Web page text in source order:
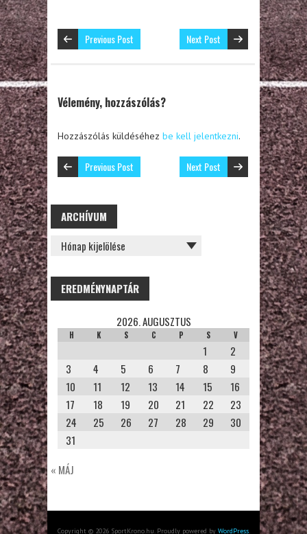
Previous Post Next Post
Vélemény, hozzászólás?
Hozzászólás küldéséhez be kell jelentkezni.
Previous Post Next Post
ARCHÍVUM
ARCHÍVUM
EREDMÉNYNAPTÁR
2026. AUGUSZTUS
H K S C P S V
1
2
3
4 5 6 7 8
9
10
11 12 13 14 15
16
17
18 19 20 21 22
23
24
25 26 27 28 29
30
31
« MÁJ
Copyright © 2026 SportKrono.hu. Proudly powered by WordPress.